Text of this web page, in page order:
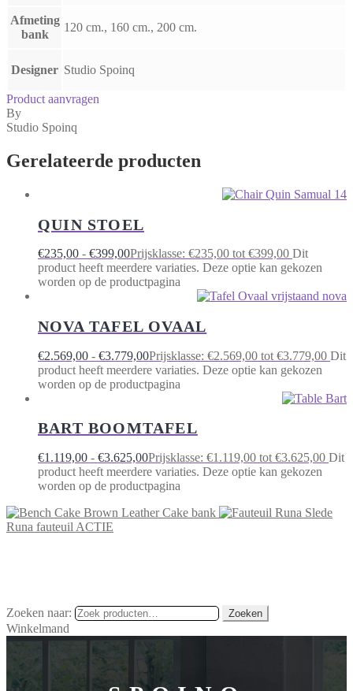
Afmeting
bank
120 cm., 160 cm., 200 cm.
Designer Studio Spoinq
Product aanvragen
By
Studio Spoinq
Gerelateerde producten
QUIN STOEL
€235,00 - €399,00Prijsklasse: €235,00 tot €399,00 Dit
product heeft meerdere variaties. Deze optie kan gekozen
worden op de productpagina
NOVA TAFEL OVAAL
€2.569,00 - €3.779,00Prijsklasse: €2.569,00 tot €3.779,00 Dit
product heeft meerdere variaties. Deze optie kan gekozen
worden op de productpagina
BART BOOMTAFEL
€1.119,00 - €3.625,00Prijsklasse: €1.119,00 tot €3.625,00 Dit
product heeft meerdere variaties. Deze optie kan gekozen
worden op de productpagina
Cake bank
Runa fauteuil ACTIE
Zoeken naar: Zoeken
Winkelmand